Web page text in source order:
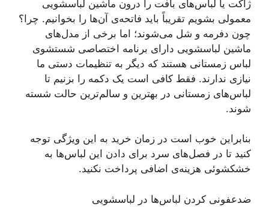
ژاکت یا لباس‌های بافت را درون ماشین لباسشویی
معمولی بشویم تقریباً باید فاتحه‌ی آن‌ها را بخوانیم. چرا؟
چون دفرمه و شل می‌شوند؛ اما برخی از مدل‌های
ماشین لباسشویی دارای برنامه اختصاصی شستشوی
لباس زمستانی هستند که دیگر به تنظیمات دستی ما
نیازی ندارند. فقط کافی است یک دکمه را بزنیم تا
لباس‌های زمستانی در بهترین و سالم‌ترین حالت شسته
شوند.
بنابراین خوب است در زمان خرید به این ویژگی توجه
کنید تا در فصل‌های سرد برای دادن این لباس‌ها به
خشکشوئی هزینه‌ی اضافی پرداخت نکنید.
ضدعفونی کردن لباس‌ها در لباسشویی